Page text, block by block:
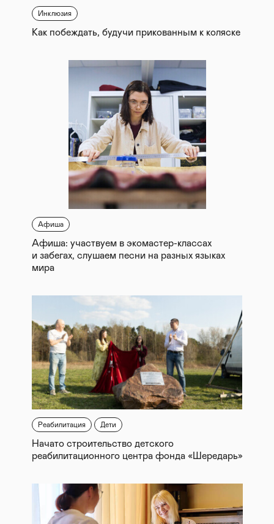
Инклюзия
Как побеждать, будучи прикованным к коляске
Афиша
Афиша: участвуем в экомастер-классах
и забегах, слушаем песни на разных языках
мира
Реабилитация Дети
Начато строительство детского
реабилитационного центра фонда «Шередарь»